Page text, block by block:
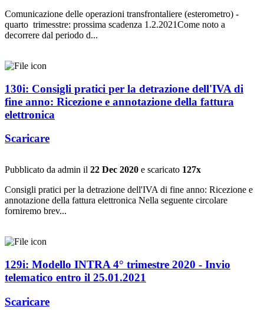
Comunicazione delle operazioni transfrontaliere (esterometro) -
quarto trimesstre: prossima scadenza 1.2.2021Come noto a
decorrere dal periodo d...
130i: Consigli pratici per la detrazione dell'IVA di
fine anno: Ricezione e annotazione della fattura
elettronica
Scaricare
Pubblicato da admin il 22 Dec 2020 e scaricato 127x
Consigli pratici per la detrazione dell'IVA di fine anno: Ricezione e
annotazione della fattura elettronica Nella seguente circolare
forniremo brev...
129i: Modello INTRA 4° trimestre 2020 - Invio
telematico entro il 25.01.2021
Scaricare